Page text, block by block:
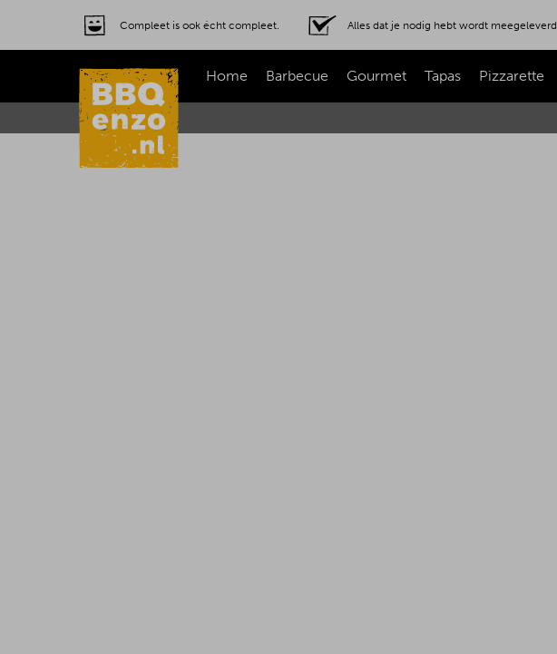
Compleet is ook écht compleet. Alles dat je nodig hebt wordt meegeleverd.
Home Barbecue Gourmet Tapas Pizzarette